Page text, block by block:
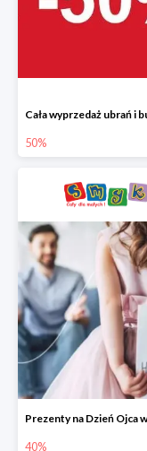
50%
40%